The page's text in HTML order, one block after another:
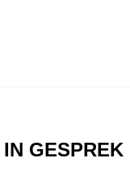
IN GESPREK